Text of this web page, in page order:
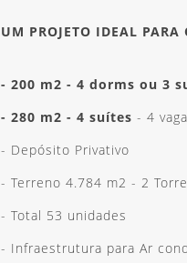
UM PROJETO IDEAL PARA
- 200 m2 - 4 dorms ou 3
- 280 m2 - 4 suítes- 4
- Depósito Privativo
- Terreno 4.784 m2 - 2
- Total 53 unidades
- Infraestrutura para Ar